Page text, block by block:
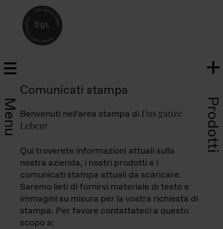
Menu Prodotti
Comunicati stampa
Benvenuti nell'area stampa di Das ganze
Leben!
Qui troverete informazioni attuali sulla
nostra azienda, i nostri prodotti e i
comunicati stampa attuali da scaricare.
Saremo lieti di fornirvi materiale di testo e
immagini su misura per la vostra richiesta di
stampa. Per favore contattateci a questo
scopo a: